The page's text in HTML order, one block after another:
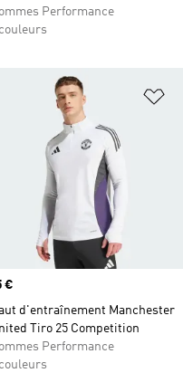
Performance
à la Liste de produits
€
d'entraînement Manchester
Tiro 25 Competition
Performance